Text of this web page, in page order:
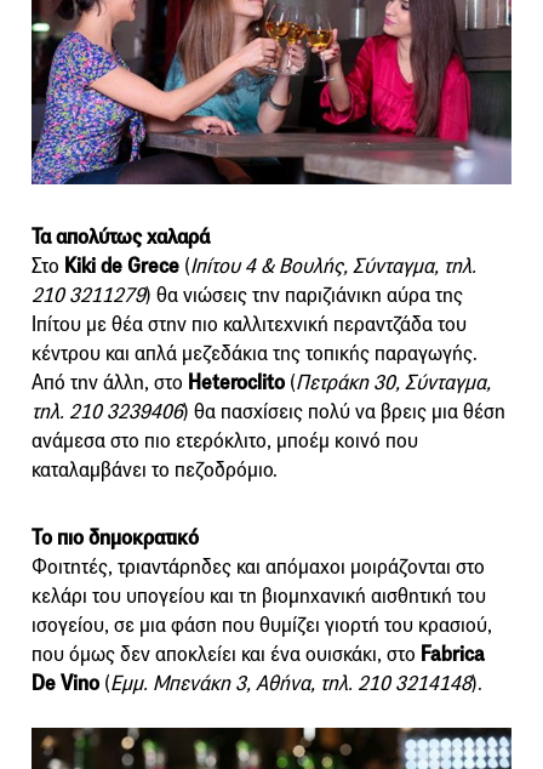
Τα απολύτως χαλαρά
Στο Kiki de Grece (Ιπίτου 4 & Βουλής, Σύνταγμα, τηλ.
210 3211279) θα νιώσεις την παριζιάνικη αύρα της
Ιπίτου με θέα στην πιο καλλιτεχνική περαντζάδα του
κέντρου και απλά μεζεδάκια της τοπικής παραγωγής.
Από την άλλη, στο Ηeteroclito (Πετράκη 30, Σύνταγμα,
τηλ. 210 3239406) θα πασχίσεις πολύ να βρεις μια θέση
ανάμεσα στο πιο ετερόκλιτο, μποέμ κοινό που
καταλαμβάνει το πεζοδρόμιο.
Το πιο δημοκρατικό
Φοιτητές, τριαντάρηδες και απόμαχοι μοιράζονται στο
κελάρι του υπογείου και τη βιομηχανική αισθητική του
ισογείου, σε μια φάση που θυμίζει γιορτή του κρασιού,
που όμως δεν αποκλείει και ένα ουισκάκι, στο Fabrica
De Vino (Εμμ. Μπενάκη 3, Αθήνα, τηλ. 210 3214148).